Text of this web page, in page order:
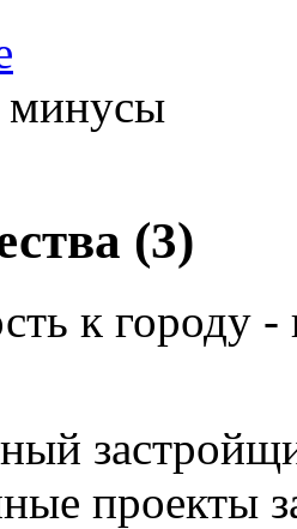
(3)
к городу
проекты